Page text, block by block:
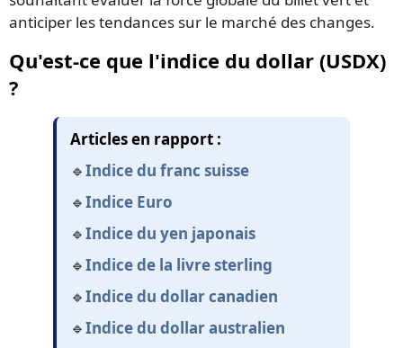
anticiper les tendances sur le marché des changes.
Qu'est-ce que l'indice du dollar (USDX)
?
Articles en rapport :
🔹Indice du franc suisse
🔹Indice Euro
🔹Indice du yen japonais
🔹Indice de la livre sterling
🔹Indice du dollar canadien
🔹Indice du dollar australien